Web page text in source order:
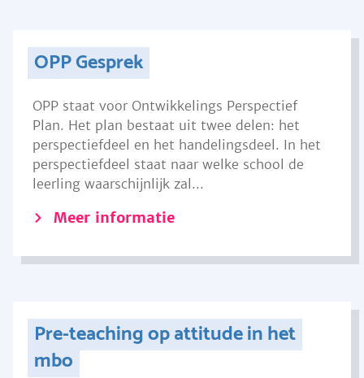
OPP Gesprek
OPP staat voor Ontwikkelings Perspectief
Plan. Het plan bestaat uit twee delen: het
perspectiefdeel en het handelingsdeel. In het
perspectiefdeel staat naar welke school de
leerling waarschijnlijk zal...
Meer informatie
Pre-teaching op attitude in het
mbo